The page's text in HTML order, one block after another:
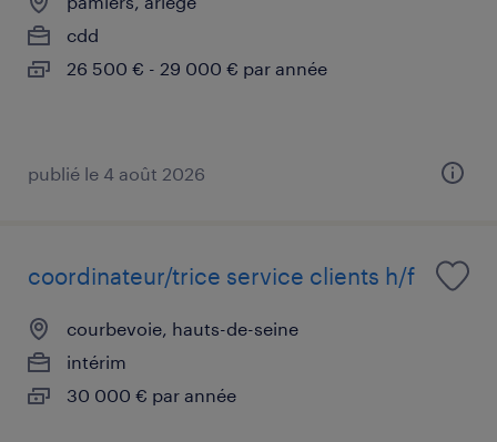
cdd
26 500 € - 29 000 € par année
publié le 4 août 2026
coordinateur/trice service clients h/f
courbevoie, hauts-de-seine
intérim
30 000 € par année